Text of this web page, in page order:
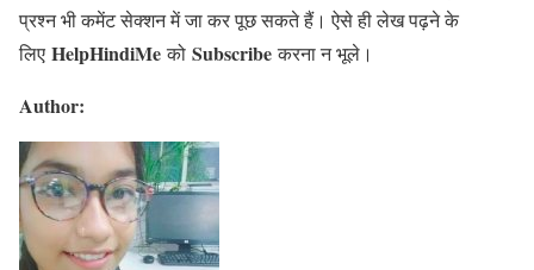
प्रश्न भी कमेंट सेक्शन में जा कर पूछ सकते हैं। ऐसे ही लेख पढ़ने के
लिए HelpHindiMeको Subscribeकरना न भूले।
Author: